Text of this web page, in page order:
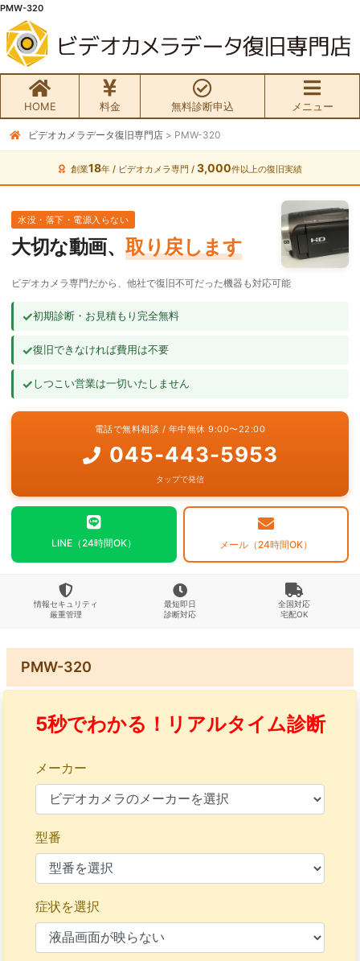
PMW-320
HOME 料金 無料診断申込 メニュー
無料初期診断お申込み
ビデオカメラ データ復旧HOME
料金・メニュー
お客様の声
ビデオカメラ復旧成功事例
ビデオカメラデータ復旧専門店 > PMW-320
創業18年 / ビデオカメラ専門 / 3,000件以上の復旧実績
水没・落下・電源入らない
大切な動画、 取り戻します
ビデオカメラ専門だから、他社で復旧不可だった機器も対応可能
✓初期診断・お見積もり完全無料
✓復旧できなければ費用は不要
✓しつこい営業は一切いたしません
電話で無料相談 / 年中無休 9:00〜22:00
045-443-5953
タップで発信
LINE（24時間OK） メール（24時間OK）
情報セキュリティ
厳重管理
最短即日
診断対応
全国対応
宅配OK
PMW-320
5秒でわかる！リアルタイム診断
メーカー
型番
症状を選択